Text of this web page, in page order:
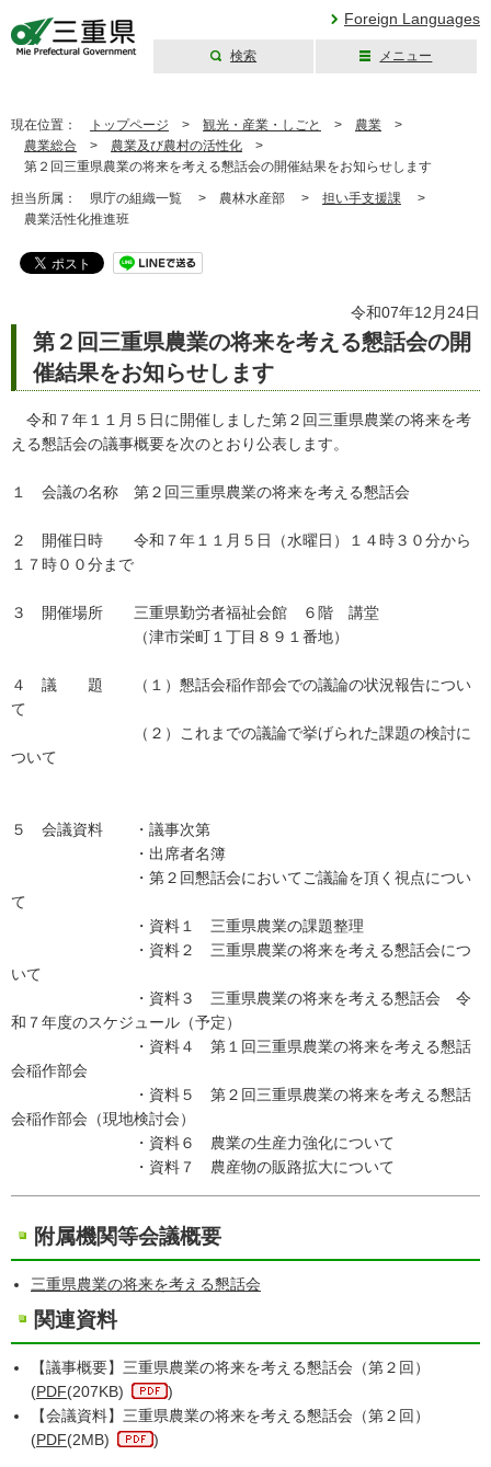
Foreign Languages
検索 メニュー
現在位置： トップページ > 観光・産業・しごと > 農業 >
農業総合 > 農業及び農村の活性化 >
第２回三重県農業の将来を考える懇話会の開催結果をお知らせします
担当所属： 県庁の組織一覧 > 農林水産部 > 担い手支援課 >
農業活性化推進班
令和07年12月24日
第２回三重県農業の将来を考える懇話会の開
催結果をお知らせします
令和７年１１月５日に開催しました第２回三重県農業の将来を考
える懇話会の議事概要を次のとおり公表します。
１ 会議の名称 第２回三重県農業の将来を考える懇話会
２ 開催日時 令和７年１１月５日（水曜日）１４時３０分から
１７時００分まで
３ 開催場所 三重県勤労者福祉会館 ６階 講堂
（津市栄町１丁目８９１番地）
４ 議 題 （１）懇話会稲作部会での議論の状況報告につい
て
（２）これまでの議論で挙げられた課題の検討に
ついて
５ 会議資料 ・議事次第
・出席者名簿
・第２回懇話会においてご議論を頂く視点につい
て
・資料１ 三重県農業の課題整理
・資料２ 三重県農業の将来を考える懇話会につ
いて
・資料３ 三重県農業の将来を考える懇話会 令
和７年度のスケジュール（予定）
・資料４ 第１回三重県農業の将来を考える懇話
会稲作部会
・資料５ 第２回三重県農業の将来を考える懇話
会稲作部会（現地検討会）
・資料６ 農業の生産力強化について
・資料７ 農産物の販路拡大について
附属機関等会議概要
三重県農業の将来を考える懇話会
関連資料
【議事概要】三重県農業の将来を考える懇話会（第２回）
(PDF(207KB)
)
【会議資料】三重県農業の将来を考える懇話会（第２回）
(PDF(2MB) )